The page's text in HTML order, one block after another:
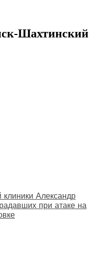
Шахтинский
клиники Александр
при атаке на